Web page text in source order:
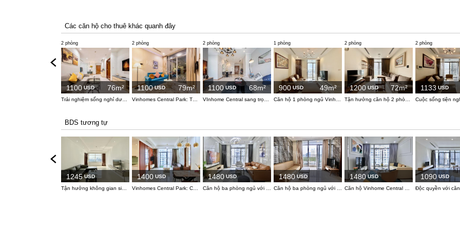
Các căn hộ cho thuê khác quanh đây
2 phòng
1100 USD 76m²
2 phòng
1100USD 79m²
2 phòng
1100USD 68m²
1 phòng
900 USD 49m²
2 phòng
1200 USD 72m²
2 phòng
1133 USD
BDS tương tự
1245USD 1400 USD 1480 USD 1480USD 1480USD 1090 USD